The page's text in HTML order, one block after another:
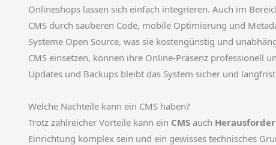
Onlineshops lassen sich einfach integrieren. Auch im
CMS durch sauberen Code, mobile Optimierung und
Systeme Open Source, was sie kostengünstig und
CMS einsetzen, können ihre Online-Präsenz professionell
Updates und Backups bleibt das System sicher und
Welche Nachteile kann ein CMS haben?
Trotz zahlreicher Vorteile kann ein CMS auch
Einrichtung komplex sein und ein gewisses technisches